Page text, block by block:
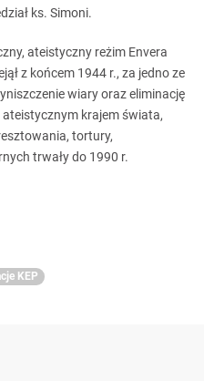
ks. Simoni.
ateistyczny reżim Envera
z końcem 1944 r., za jedno ze
wiary oraz eliminację
ateistycznym krajem świata,
tortury,
trwały do 1990 r.
KEP